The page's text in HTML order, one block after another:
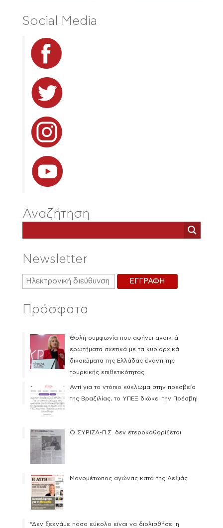
Social Media
Αναζήτηση
Newsletter
Πρόσφατα
Θολή συμφωνία που αφήνει ανοικτά
ερωτήματα σχετικά με τα κυριαρχικά
δικαιώματα της Ελλάδας έναντι της
τουρκικής επιθετικότητας
Αντί για το ντόπιο κύκλωμα στην πρεσβεία
της Βραζιλίας, το ΥΠΕΞ διώκει την Πρέσβη!
Ο ΣΥΡΙΖΑ-Π.Σ. δεν ετεροκαθορίζεται
Μονομέτωπος αγώνας κατά της Δεξιάς
“Δεν ξεχνάμε πόσο εύκολο είναι να διολισθήσει η